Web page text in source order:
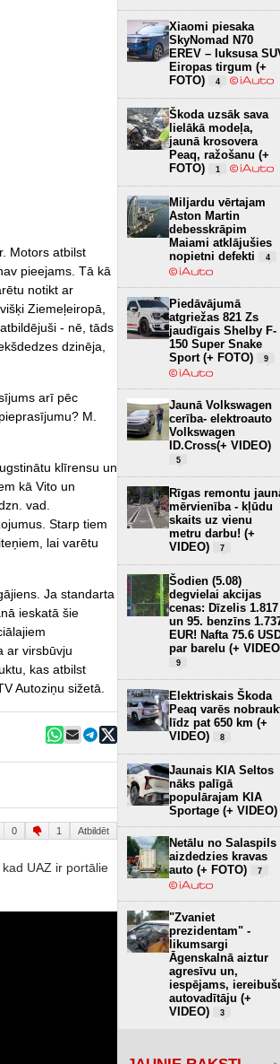
Motors atbilst
pieejams. Tā kā
notikt ar
Ziemeļeiropā,
- nē, tāds
dzinēja,
arī pēc
M.
klīrensu un
kā Vito un
vad.
Starp tiem
lai varētu
Ja standarta
ieskatā šie
ar virsbūvju
kas atbilst
Autoziņu sižetā.
0 1 Atbildēt
UAZ ir portālie
Xiaomi piesaka
SkyNomad N70
EREV – luksusa
Eiropas tirgum (+
FOTO)
4
Škoda uzsāk sava
lielākā modeļa,
jaunā krosovera
Peaq, ražošanu (+
FOTO)
1
Miljardu vērtajam
Aston Martin
debesskrāpim
Maiami atklājušies
nopietni defekti
4
Piedāvājumā
atgriežas 821 Zs
jaudīgais Shelby F-
150 Super Snake
Sport (+ FOTO)
9
Jaunā Volkswagen
cerība- elektroauto
Volkswagen
ID.Cross(+ VIDEO)
5
Rīgas remontu
mērvienība - kļūdu
skaits uz vienu
metru darbu! (+
VIDEO)
7
Šodien (5.08)
degvielai akcijas
cenas: Dīzelis 1.817
un 95. benzīns
EUR! Nafta 75.6
par barelu (+
9
Elektriskais Škoda
Peaq varēs
līdz pat 650 km (+
VIDEO)
8
Jaunais KIA Seltos
nāks palīgā
populārajam KIA
Sportage (+ VIDEO)
Netālu no Salaspils
aizdedzies kravas
auto (+ FOTO)
7
"Zvaniet
prezidentam" -
likumsargi
Āgenskalnā aiztur
agresīvu un,
iespējams,
autovadītāju (+
VIDEO)
3